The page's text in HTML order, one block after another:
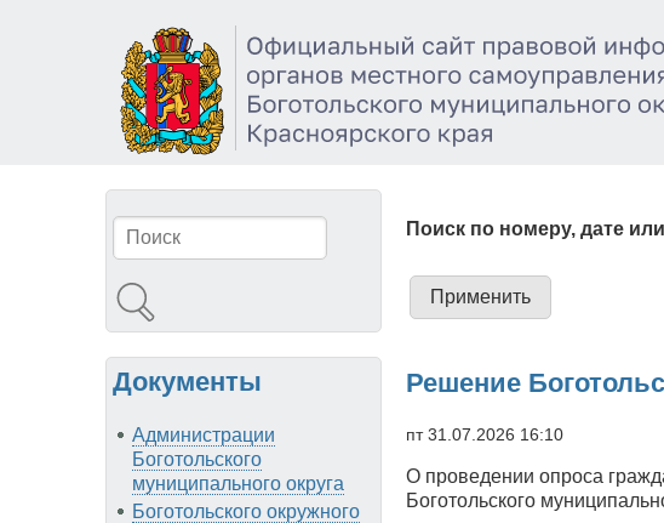
Поиск
Документы
Администрации
Боготольского
муниципального округа
Боготольского окружного
Поиск по номеру, дате
Решение
пт 31.07.2026 16:10
О проведении опроса
Боготольского